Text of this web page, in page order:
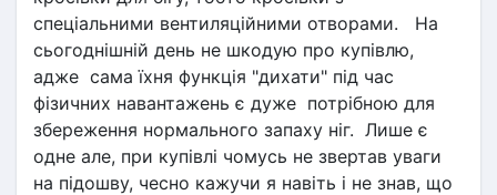
спеціальними вентиляційними отворами.   На
сьогоднішній день не шкодую про купівлю,
адже  сама їхня функція "дихати" під час
фізичних навантажень є дуже  потрібною для
збереження нормального запаху ніг.  Лише є
одне але, при купівлі чомусь не звертав уваги
на підошву, чесно кажучи я навіть і не знав, що